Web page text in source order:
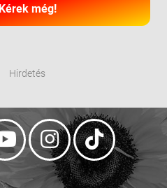
Kérek még!
Hirdetés